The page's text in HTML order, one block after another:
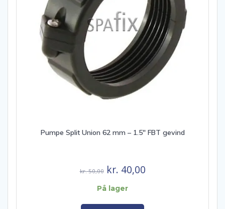
Pumpe Split Union 62 mm – 1.5″ FBT gevind
kr.50,00 Den
oprindelige
kr. 40,00Den
På lager